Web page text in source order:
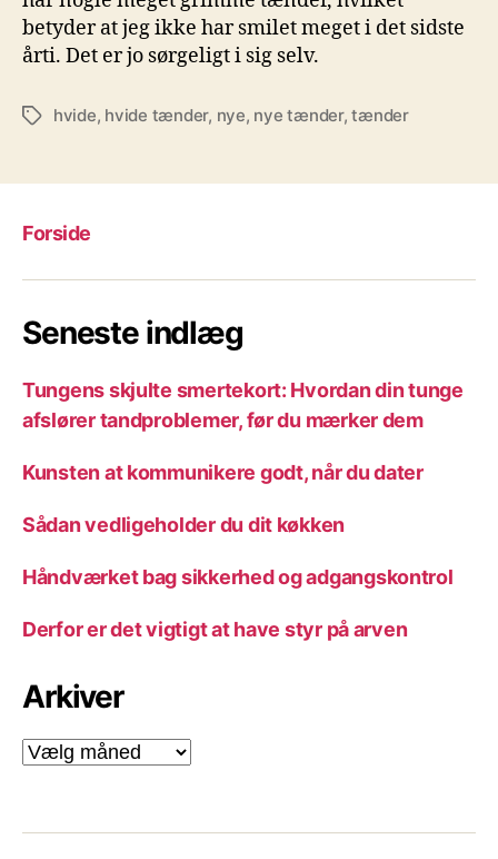
betyder at jeg ikke har smilet meget i det sidste
årti. Det er jo sørgeligt i sig selv.
Tagshvide, hvide tænder, nye, nye tænder,tænder
Forside
Seneste indlæg
Tungens skjulte smertekort: Hvordan din tunge
afslører tandproblemer, før du mærker dem
Kunsten at kommunikere godt, når du dater
Sådan vedligeholder du dit køkken
Håndværket bag sikkerhed og adgangskontrol
Derfor er det vigtigt at have styr på arven
Arkiver
Arkiver